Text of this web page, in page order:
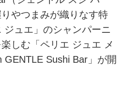
やつまみが織りなす特
ジュエ」のシャンパーニ
しむ「ペリエ ジュエ メ
GENTLE Sushi Bar」が開